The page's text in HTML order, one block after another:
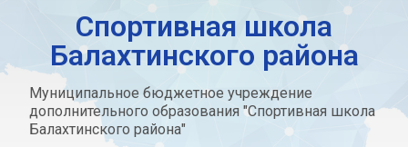
Спортивная школа
Балахтинского района
Муниципальное бюджетное учреждение
дополнительного образования "Спортивная школа
Балахтинского района"